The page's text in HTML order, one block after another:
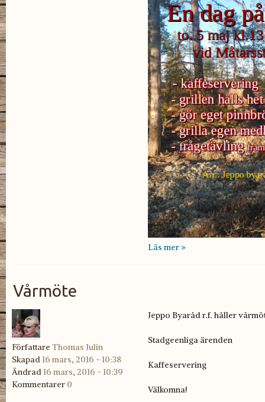
Läs mer »
Vårmöte
Författare Thomas Julin
Skapad 16 mars, 2016 - 10:38
Ändrad 16 mars, 2016 - 10:39
Kommentarer 0
Jeppo Byaråd r.f. håller
Stadgeenliga ärenden
Kaffeservering
Välkomna!